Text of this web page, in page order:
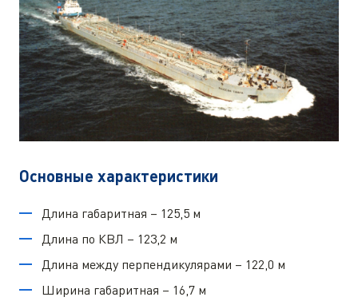
Основные характеристики
Длина габаритная – 125,5 м
Длина по КВЛ – 123,2 м
Длина между перпендикулярами – 122,0 м
Ширина габаритная – 16,7 м